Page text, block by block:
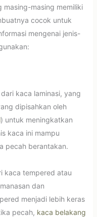
masing-masing memiliki
cocok untuk
mengenai jenis-
kaca laminasi, yang
dipisahkan oleh
) untuk meningkatkan
kaca ini mampu
pecah berantakan.
kaca tempered atau
dan
menjadi lebih keras
pecah, kaca belakang